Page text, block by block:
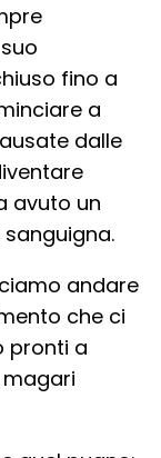
fino a
a
dalle
avuto un
andare
che ci
pronti a
magari